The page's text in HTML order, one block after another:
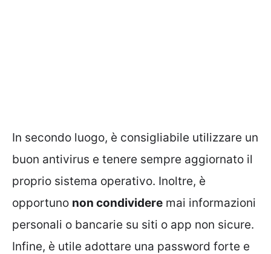
In secondo luogo, è consigliabile utilizzare un
buon antivirus e tenere sempre aggiornato il
proprio sistema operativo. Inoltre, è
opportuno non condividere mai informazioni
personali o bancarie su siti o app non sicure.
Infine, è utile adottare una password forte e